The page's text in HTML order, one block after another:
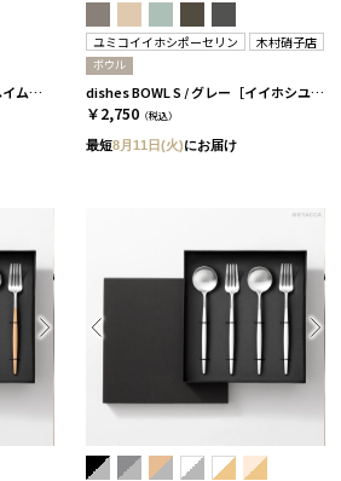
STONEWARE TUMBLER［モヘイム］ ブラック［モヘイム］
ユミコイイホシポーセリン 木村硝子店
ボウル
dishes BOWL S / グレー［イイホシユミコ×木村硝子店］
￥2,750 （税込）
最短8月11日(火)にお届け